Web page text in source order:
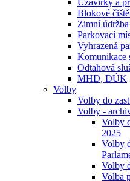
Uzavírky a
Blokové
Zimní údržba
Parkovací
Vyhrazená
Komunikace
Odtahová
MHD, DÚK
Volby
Volby do
Volby -
Volby
2025
Volby
Volby
Volba